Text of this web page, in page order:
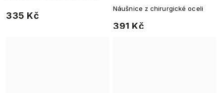
335 Kč
391 Kč
Náušnice z chirurgické oceli